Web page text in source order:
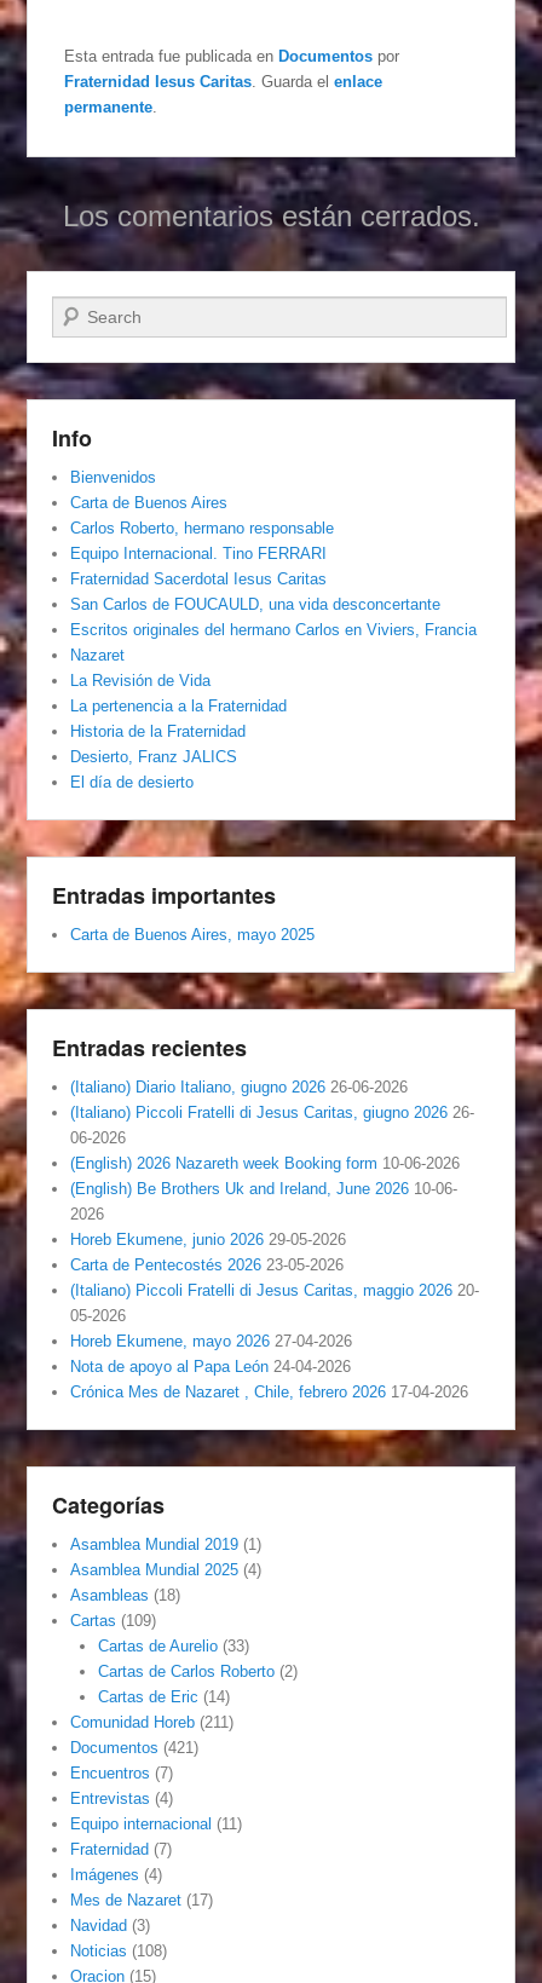
Esta entrada fue publicada enDocumentos por
Fraternidad Iesus Caritas . Guarda elenlace
permanente
Los comentarios están cerrados.
Buscar
Info
Bienvenidos
Carta de Buenos Aires
Carlos Roberto, hermano responsable
Equipo Internacional. Tino FERRARI
Fraternidad Sacerdotal Iesus Caritas
San Carlos de FOUCAULD, una vida desconcertante
Escritos originales del hermano Carlos en Viviers, Francia
Nazaret
La Revisión de Vida
La pertenencia a la Fraternidad
Historia de la Fraternidad
Desierto, Franz JALICS
El día de desierto
Entradas importantes
Carta de Buenos Aires, mayo 2025
Entradas recientes
(Italiano) Diario Italiano, giugno 2026 26-06-2026
(Italiano) Piccoli Fratelli di Jesus Caritas, giugno 2026 26-
06-2026
(English) 2026 Nazareth week Booking form 10-06-2026
(English) Be Brothers Uk and Ireland, June 2026 10-06-
2026
Horeb Ekumene, junio 2026 29-05-2026
Carta de Pentecostés 2026 23-05-2026
(Italiano) Piccoli Fratelli di Jesus Caritas, maggio 2026 20-
05-2026
Horeb Ekumene, mayo 2026 27-04-2026
Nota de apoyo al Papa León 24-04-2026
Crónica Mes de Nazaret , Chile, febrero 2026 17-04-2026
Categorías
Asamblea Mundial 2019 (1)
Asamblea Mundial 2025 (4)
Asambleas (18)
Cartas (109)
Cartas de Aurelio(33)
Cartas de Carlos Roberto(2)
Cartas de Eric (14)
Comunidad Horeb (211)
Documentos (421)
Encuentros (7)
Entrevistas (4)
Equipo internacional (11)
Fraternidad (7)
Imágenes (4)
Mes de Nazaret (17)
Navidad (3)
Noticias (108)
Oracion (15)